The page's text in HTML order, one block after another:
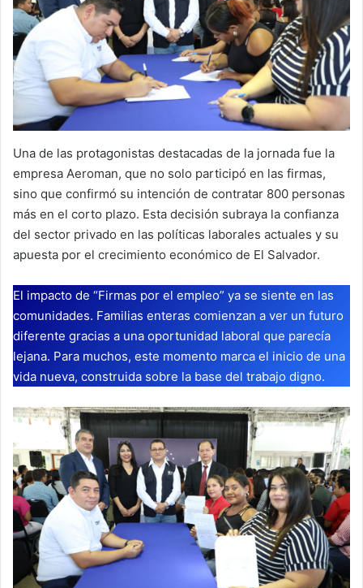
Una de las protagonistas destacadas de la jornada fue la
empresa Aeroman, que no solo participó en las firmas,
sino que confirmó su intención de contratar 800 personas
más en el corto plazo. Esta decisión subraya la confianza
del sector privado en las políticas laborales actuales y su
apuesta por el crecimiento económico de El Salvador.
El impacto de “Firmas por el empleo” ya se siente en las
comunidades. Familias enteras comienzan a ver un futuro
diferente gracias a una oportunidad laboral que parecía
lejana. Para muchos, este momento marca el inicio de una
vida nueva, construida sobre la base del trabajo digno.